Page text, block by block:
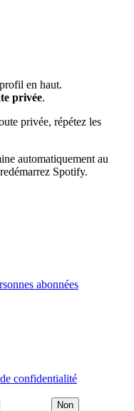
en haut.
privée.
privée, répétez les
automatiquement au
Spotify.
abonnées
confidentialité
Non